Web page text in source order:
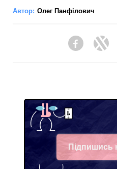
Автор: Олег Панфілович
Facebook
Підпишись
Facebook